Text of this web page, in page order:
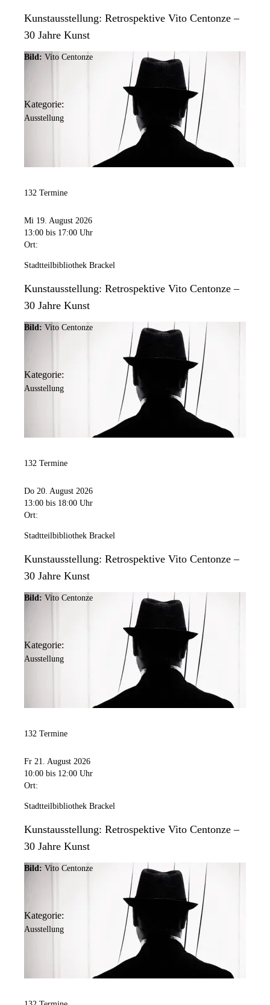
Kunstausstellung: Retrospektive Vito Centonze –
30 Jahre Kunst
Bild: Vito Centonze
Kategorie:
Ausstellung
132 Termine
Mi 19. August 2026
13:00 bis 17:00 Uhr
Ort:
Stadtteilbibliothek Brackel
Kunstausstellung: Retrospektive Vito Centonze –
30 Jahre Kunst
Bild: Vito Centonze
Kategorie:
Ausstellung
132 Termine
Do 20. August 2026
13:00 bis 18:00 Uhr
Ort:
Stadtteilbibliothek Brackel
Kunstausstellung: Retrospektive Vito Centonze –
30 Jahre Kunst
Bild: Vito Centonze
Kategorie:
Ausstellung
132 Termine
Fr 21. August 2026
10:00 bis 12:00 Uhr
Ort:
Stadtteilbibliothek Brackel
Kunstausstellung: Retrospektive Vito Centonze –
30 Jahre Kunst
Bild: Vito Centonze
Kategorie:
Ausstellung